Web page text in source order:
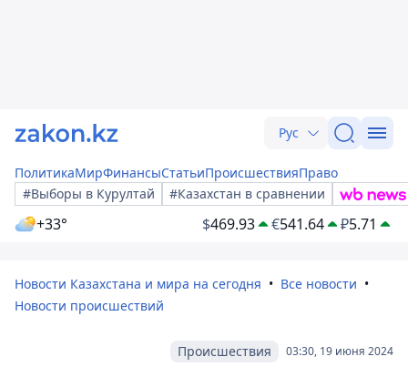
Рус
ПолитикаМирФинансыСтатьиПроисшествияПраво
#Выборы в Курултай
#Казахстан в сравнении
+33° $469.93 €541.64 ₽5.71
Новости Казахстана и мира на сегодня
Все новости
Новости происшествий
03:30, 19 июня 2024
Происшествия